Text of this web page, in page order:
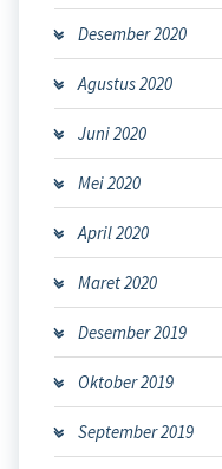
Desember 2020
Agustus 2020
Juni 2020
Mei 2020
April 2020
Maret 2020
Desember 2019
Oktober 2019
September 2019